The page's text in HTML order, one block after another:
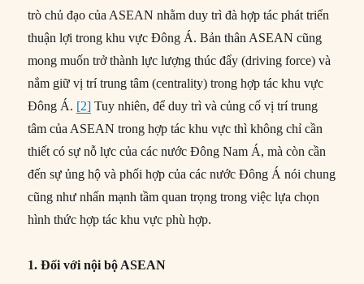
trò chủ đạo của ASEAN nhằm duy trì đà hợp tác phát triển
thuận lợi trong khu vực Đông Á. Bản thân ASEAN cũng
mong muốn trở thành lực lượng thúc đẩy (driving force) và
nắm giữ vị trí trung tâm (centrality) trong hợp tác khu vực
Đông Á. [2] Tuy nhiên, để duy trì và củng cố vị trí trung
tâm của ASEAN trong hợp tác khu vực thì không chỉ cần
thiết có sự nỗ lực của các nước Đông Nam Á, mà còn cần
đến sự ủng hộ và phối hợp của các nước Đông Á nói chung
cũng như nhấn mạnh tầm quan trọng trong việc lựa chọn
hình thức hợp tác khu vực phù hợp.
1. Đối với nội bộ ASEAN